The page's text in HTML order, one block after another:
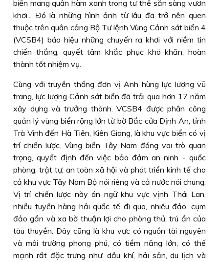
biển mang quân hàm xanh trong tư thế sẵn sàng vươn
khơi... Ðó là những hình ảnh từ lâu đã trở nên quen
thuộc trên quân cảng Bộ Tư lệnh Vùng Cảnh sát biển 4
(VCSB4) báo hiệu những chuyến ra khơi với niềm tin
chiến thắng, quyết tâm khắc phục khó khăn, hoàn
thành tốt nhiệm vụ.
Cùng với truyền thống đơn vị Anh hùng lực lượng vũ
trang, lực lượng Cảnh sát biển đã trải qua hơn 17 năm
xây dựng và trưởng thành. VCSB4 được phân công
quản lý vùng biển rộng lớn từ bờ Bắc cửa Ðịnh An, tỉnh
Trà Vinh đến Hà Tiên, Kiên Giang, là khu vực biển có vị
trí chiến lược. Vùng biển Tây Nam đóng vai trò quan
trọng, quyết định đến việc bảo đảm an ninh - quốc
phòng, trật tự, an toàn xã hội và phát triển kinh tế cho
cả khu vực Tây Nam Bộ nói riêng và cả nước nói chung.
Vị trí chiến lược này án ngữ khu vực vịnh Thái Lan,
nhiều tuyến hàng hải quốc tế đi qua, nhiều đảo, cụm
đảo gần và xa bờ thuận lợi cho phòng thủ, trú ẩn của
tàu thuyền. Ðây cũng là khu vực có nguồn tài nguyên
và môi trường phong phú, có tiềm năng lớn, có thế
mạnh rất đặc trưng như: dầu khí, hải sản, du lịch và